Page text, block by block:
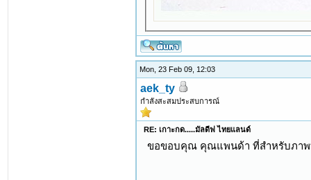
Mon, 23 Feb 09, 12:03
aek_ty
กำลังสะสมประสบการณ์
RE: เกาะกด.....มัลดีฟ ไทยแลนด์
ขอขอบคุณ คุณแพนด้า ที่สำหรับภาพ